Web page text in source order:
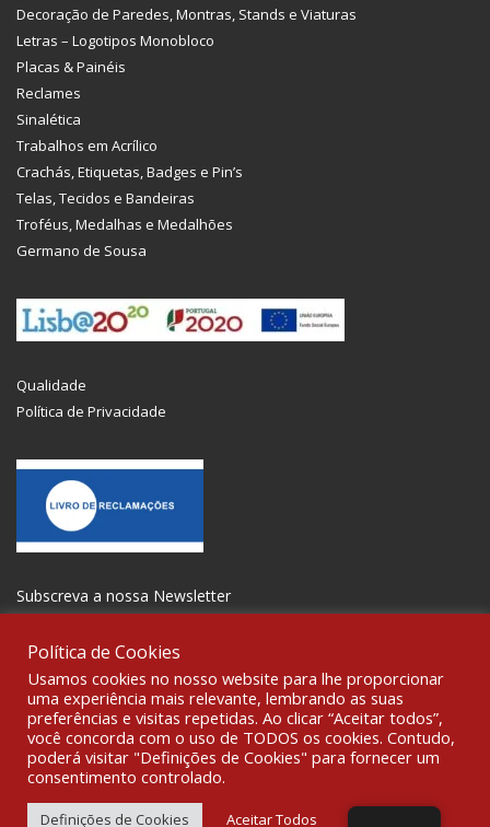
Decoração de Paredes, Montras, Stands e Viaturas
Letras – Logotipos Monobloco
Placas & Painéis
Reclames
Sinalética
Trabalhos em Acrílico
Crachás, Etiquetas, Badges e Pin’s
Telas, Tecidos e Bandeiras
Troféus, Medalhas e Medalhões
Germano de Sousa
Qualidade
Política de Privacidade
Subscreva a nossa Newsletter
SOCIALIZE
© 2021 All rights reserved Gravoplot-Gravação,Impressão e
Sinalética Lda. WebDesign:
Fibra Design.
Política de Cookies
Usamos cookies no nosso website para lhe proporcionar
uma experiência mais relevante, lembrando as suas
preferências e visitas repetidas. Ao clicar “Aceitar todos”,
você concorda com o uso de TODOS os cookies. Contudo,
poderá visitar "Definições de Cookies" para fornecer um
consentimento controlado.
Definições de Cookies Aceitar Todos